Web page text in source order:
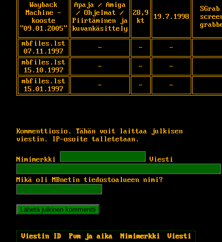
Wayback
Machine -
kooste
"09.01.2005"
Apaja / Amiga
/ Ohjelmat /
Piirtäminen ja
kuvankäsittely
28,9
kt
19.7.1998
mbfiles.lst
07.11.1997
- -
-
mbfiles.lst
15.10.1997
- -
-
mbfiles.lst
15.01.1997
- - -
Kommenttiosio. Tähän voit laittaa julkisen
viestin. IP-osoite talletetaan.
Nimimerkki Viesti
Mikä oli MBnetin tiedostoalueen nimi?
Viestin ID Pvm ja aika Nimimerkki
Viesti